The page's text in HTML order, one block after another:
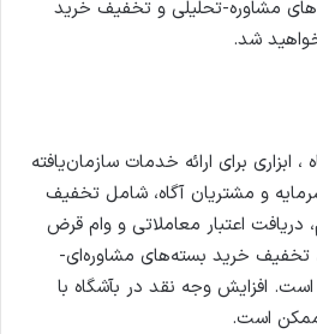
مشاوره-تحلیلی و تخفیف خرید
شد.
، ابزاری برای ارائه خدمات سازمان‌یافته
و مشتریان آگاه، شامل تخفیف
دریافت اعتبار معاملاتی و وام قرض
تخفیف خرید بسته‌های مشاوره‌ای-
افزایش وجه نقد در بآشگاه با
ممکن است.